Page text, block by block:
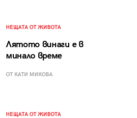
НЕЩАТА ОТ ЖИВОТА
Лятото винаги е в
минало време
ОТ КАТИ МИКОВА
НЕЩАТА ОТ ЖИВОТА